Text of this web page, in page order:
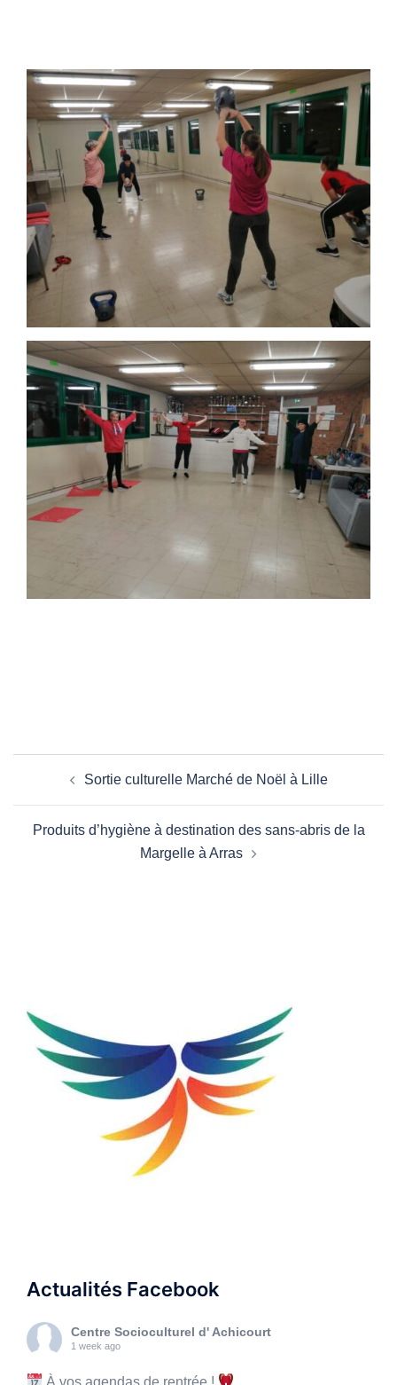
d’articleSortie culturelle Marché de Noël à Lille
Produits d’hygiène à destination des sans-abris de la
Margelle à Arras
Actualités Facebook
Centre Socioculturel d' Achicourt
1 week ago
À vos agendas de rentrée !